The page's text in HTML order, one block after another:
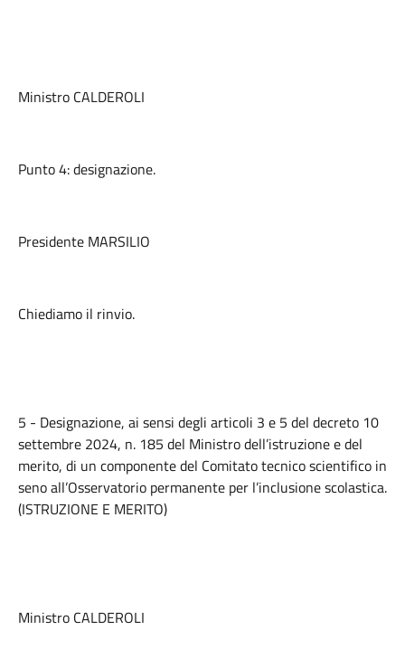
Ministro CALDEROLI
Punto 4: designazione.
Presidente MARSILIO
Chiediamo il rinvio.
5 - Designazione, ai sensi degli articoli 3 e 5 del decreto 10
settembre 2024, n. 185 del Ministro dell’istruzione e del
merito, di un componente del Comitato tecnico scientifico in
seno all’Osservatorio permanente per l’inclusione scolastica.
(ISTRUZIONE E MERITO)
Ministro CALDEROLI